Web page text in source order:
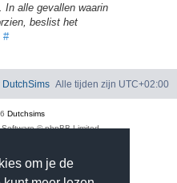
om je de
In alle gevallen waarin
beslist het
#
Alle tijden zijn UTC+02:00
DutchSims
Dutchsims
© phpBB Limited
©
paul999